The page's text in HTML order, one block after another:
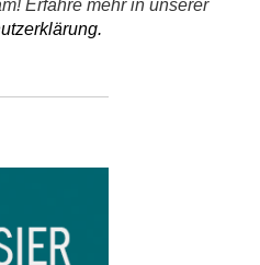
Erfahre mehr in unserer